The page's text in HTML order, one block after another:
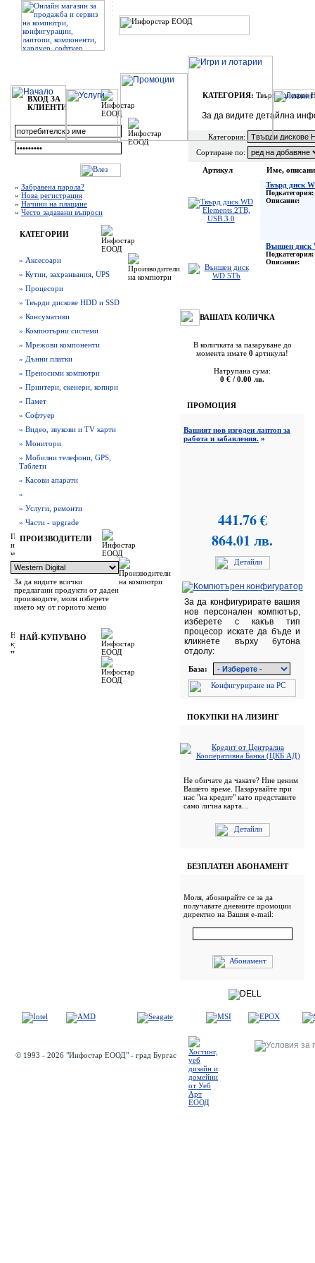
ВХОД ЗА
КЛИЕНТИ
» Забравена парола?
» Нова регистрация
» Начини на плащане
» Често задавани въпроси
КАТЕГОРИИ
» Аксесоари
» Кутии, захранвания, UPS
» Процесори
» Твърди дискове HDD и SSD
» Консумативи
» Компютърни системи
» Мрежови компоненти
» Дънни платки
» Преносими компютри
» Принтери, скенери, копири
» Памет
» Софтуер
» Видео, звукови и TV карти
» Монитори
» Мобилни телефони, GPS,
Таблети
» Касови апарати
»
» Услуги, ремонти
» Части - upgrade
ПРОИЗВОДИТЕЛИ
За да видите всички
предлагани продукти от даден
производите, моля изберете
името му от горното меню
НАЙ-КУПУВАНО
КАТЕГОРИЯ: Твърди дискове
За да видите детайлна
Категория:
Сортиране по:
Артикул
Име,
Твърд диск
Подкатегория:
Описание:
Външен диск
Подкатегория:
Описание:
ВАШАТА КОЛИЧКА
В количката за пазаруване до
момента имате 0 артикула!
Натрупана сума:
0 € / 0.00 лв.
ПРОМОЦИЯ
Вашият нов изгоден лаптоп за
работа и забавления. »
441.76 €
864.01 лв.
За да конфигурирате вашия
нов персонален компютър,
изберете с какъв тип
процесор искате да бъде и
кликнете върху бутона
отдолу:
База:
ПОКУПКИ НА ЛИЗИНГ
Не обичате да чакате? Ние ценим
Вашето време. Пазарувайте при
нас "на кредит" като представите
само лична карта...
БЕЗПЛАТЕН АБОНАМЕНТ
Моля, абонирайте се за да
получавате дневните промоции
директно на Вашия e-mail:
© 1993 - 2026 "Инфостар ЕООД" - град Бургас